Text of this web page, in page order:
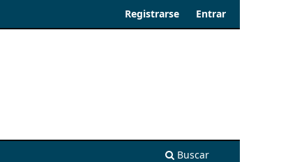
Buscar
Registrarse Entrar